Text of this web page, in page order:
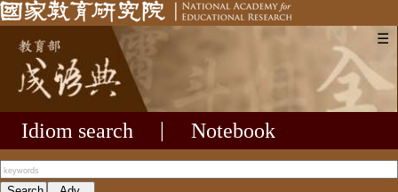
☰
Idiom search Notebook